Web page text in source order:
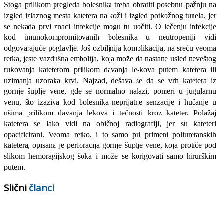
Stoga prilikom pregleda bolesnika treba obratiti posebnu pažnju na
izgled izlaznog mesta katetera na koži i izgled potkožnog tunela, jer
se nekada prvi zna­ci infekcije mogu tu uočiti. O lečenju in­fekcije
kod imunokompromitovanih bo­lesnika u neutropeniji vidi
odgovarajuće poglavlje. Još ozbiljnija komplikacija, na sreću veoma
retka, jeste vazdušna embo­lija, koja može da nastane usled neveštog
rukovanja kateterom prilikom davanja le-kova putem katetera ili
uzimanja uzoraka krvi. Najzad, dešava se da se vrh katetera iz
gornje šuplje vene, gde se normalno nalazi, pomeri u jugularnu
venu, što iza­ziva kod bolesnika neprijatne senzacije i hučanje u
ušima prilikom davanja lekova i tečnosti kroz kateter. Polažaj
katetera se lako vidi na običnoj radiografiji, jer su ka­teteri
opacificirani. Veoma retko, i to sa­mo pri primeni poliuretanskih
katetera, opisana je perforacija gornje šuplje vene, koja protiče pod
slikom hemoragijskog šoka i može se korigovati samo hirurškim
putem.
Slični članci